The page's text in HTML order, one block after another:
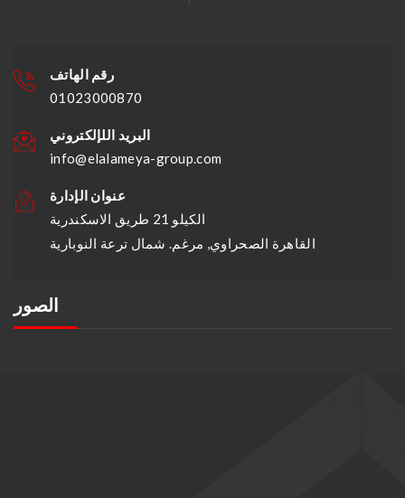
رقم الهاتف
01023000870
البريد اللإلكتروني
info@elalameya-group.com
عنوان الإدارة
الكيلو 21 طريق الاسكندرية
القاهرة الصحراوي, مرغم. شمال ترعة النوبارية
الصور